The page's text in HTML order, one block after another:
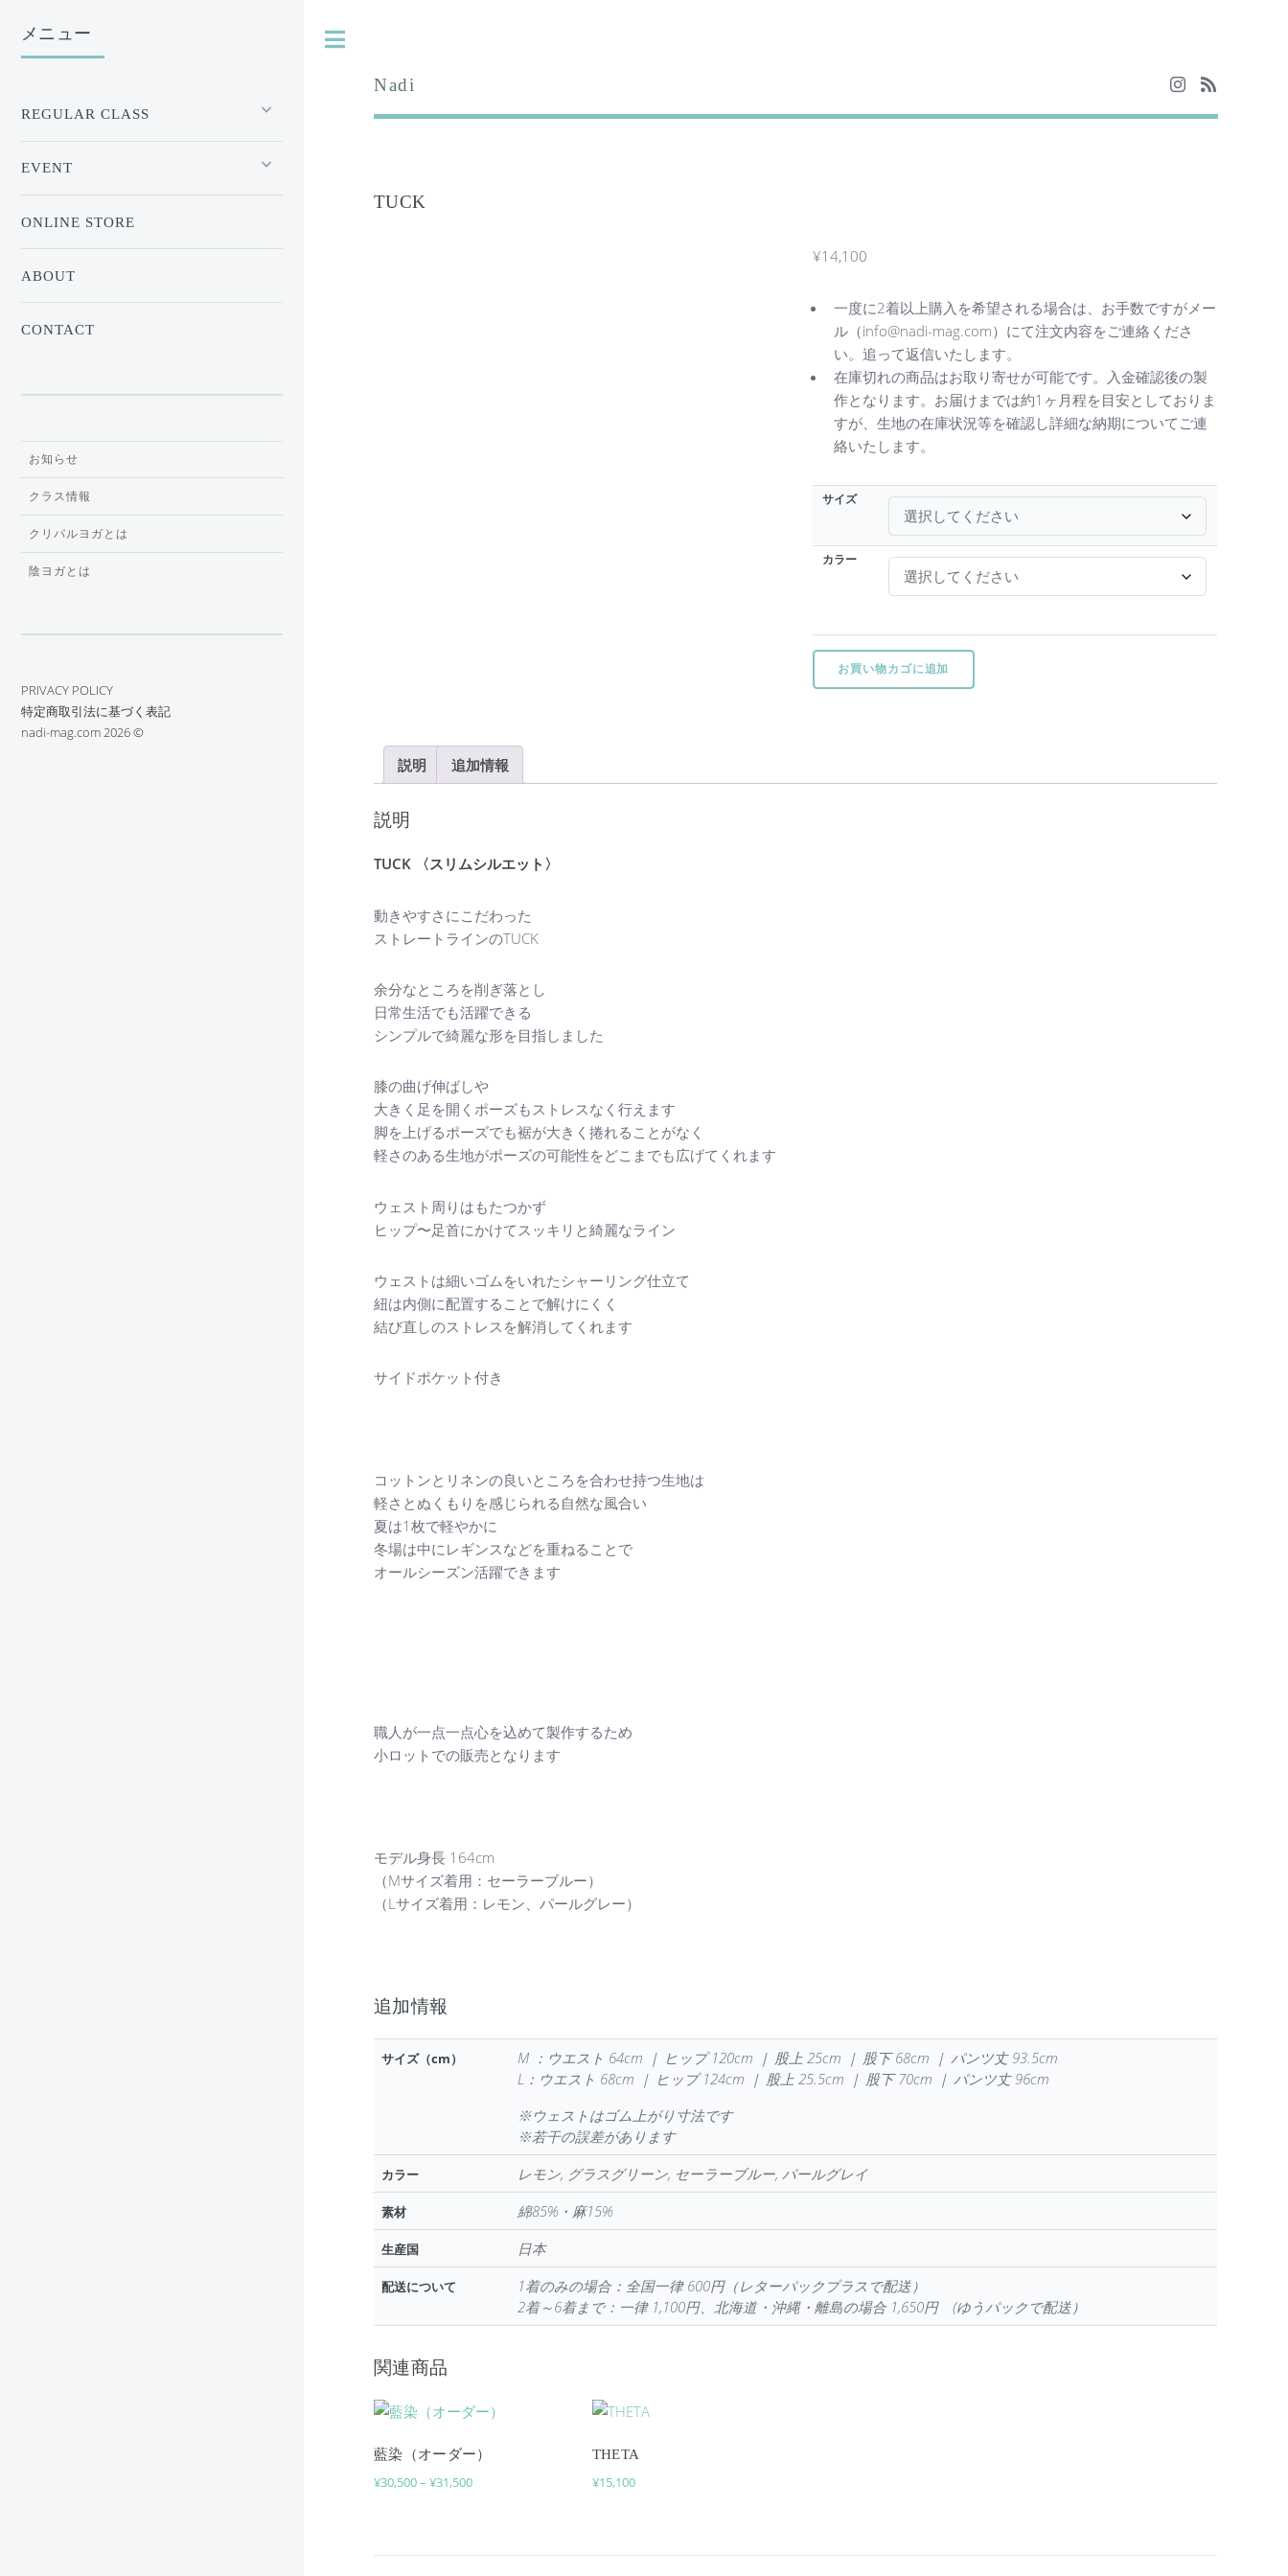
Nadi
TUCK
¥14,100
一度に2着以上購入を希望される場合は、お手数ですがメー
ル（info@nadi-mag.com）にて注文内容をご連絡くださ
い。追って返信いたします。
在庫切れの商品はお取り寄せが可能です。入金確認後の製
作となります。お届けまでは約1ヶ月程を目安としておりま
すが、生地の在庫状況等を確認し詳細な納期についてご連
絡いたします。
サイズ
カラー
TUCK個
お買い物カゴに追加
説明 追加情報
説明
TUCK 〈スリムシルエット〉
動きやすさにこだわった
ストレートラインのTUCK
余分なところを削ぎ落とし
日常生活でも活躍できる
シンプルで綺麗な形を目指しました
膝の曲げ伸ばしや
大きく足を開くポーズもストレスなく行えます
脚を上げるポーズでも裾が大きく捲れることがなく
軽さのある生地がポーズの可能性をどこまでも広げてくれます
ウェスト周りはもたつかず
ヒップ〜足首にかけてスッキリと綺麗なライン
ウェストは細いゴムをいれたシャーリング仕立て
紐は内側に配置することで解けにくく
結び直しのストレスを解消してくれます
サイドポケット付き
コットンとリネンの良いところを合わせ持つ生地は
軽さとぬくもりを感じられる自然な風合い
夏は1枚で軽やかに
冬場は中にレギンスなどを重ねることで
オールシーズン活躍できます
職人が一点一点心を込めて製作するため
小ロットでの販売となります
モデル身長 164cm
（Mサイズ着用：セーラーブルー）
（Lサイズ着用：レモン、パールグレー）
追加情報
サイズ（cm）
M ：ウエスト 64cm ｜ ヒップ 120cm ｜ 股上 25cm ｜ 股下 68cm ｜ パンツ丈 93.5cm
L：ウエスト 68cm ｜ ヒップ 124cm ｜ 股上 25.5cm ｜ 股下 70cm ｜ パンツ丈 96cm
※ウェストはゴム上がり寸法です
※若干の誤差があります
カラー レモン, グラスグリーン, セーラーブルー, パールグレイ
素材 綿85%・麻15%
生産国 日本
配送について
1着のみの場合：全国一律 600円（レターパックプラスで配送）
2着～6着まで：一律 1,100円、北海道・沖縄・離島の場合 1,650円 (ゆうパックで配送）
関連商品
藍染（オーダー）
¥30,500–¥31,500価格帯: ¥30,500 – ¥31,500
THETA
¥15,100
メニュー
REGULAR CLASS
EVENT
ONLINE STORE
ABOUT
CONTACT
お知らせ
クラス情報
クリパルヨガとは
陰ヨガとは
PRIVACY POLICY
特定商取引法に基づく表記
nadi-mag.com 2026 ©︎